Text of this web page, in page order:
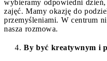
wybieramy odpowiedni
zajęć. Mamy okazję do
przemyśleniami. W centrum
nasza rozmowa.
By być kreatywnym i